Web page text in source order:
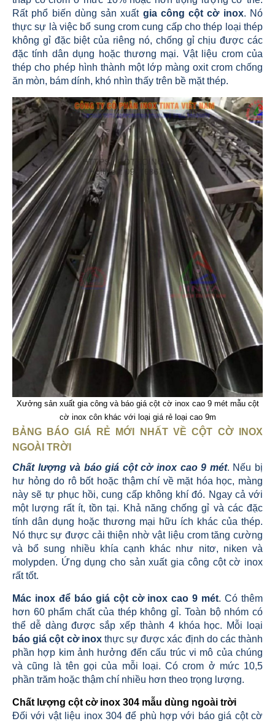
Rất phổ biến dùng sản xuất gia công cột cờ inox. Nó
thực sự là việc bổ sung crom cung cấp cho thép loại thép
không gỉ đặc biệt của riêng nó, chống gỉ chịu được các
đặc tính dân dụng hoặc thương mại. Vật liệu crom của
thép cho phép hình thành một lớp màng oxit crom chống
ăn mòn, bám dính, khó nhìn thấy trên bề mặt thép.
Xưởng sản xuất gia công và báo giá cột cờ inox cao 9 mét mẫu cột
cờ inox côn khác với loại giá rẻ loại cao 9m
BẢNG BÁO GIÁ RẺ MỚI NHẤT VỀ CỘT CỜ INOX
NGOÀI TRỜI
Chất lượng và báo giá cột cờ inox cao 9 mét. Nếu bị
hư hỏng do rô bốt hoặc thậm chí về mặt hóa học, màng
này sẽ tự phục hồi, cung cấp không khí đó. Ngay cả với
một lượng rất ít, tồn tại. Khả năng chống gỉ và các đặc
tính dân dụng hoặc thương mại hữu ích khác của thép.
Nó thực sự được cải thiện nhờ vật liệu crom tăng cường
và bổ sung nhiều khía cạnh khác như nitơ, niken và
molypden. Ứng dụng cho sản xuất gia công cột cờ inox
rất tốt.
Mác inox để báo giá cột cờ inox cao 9 mét. Có thêm
hơn 60 phẩm chất của thép không gỉ. Toàn bộ nhóm có
thể dễ dàng được sắp xếp thành 4 khóa học. Mỗi loại
báo giá cột cờ inoxthực sự được xác định do các thành
phần hợp kim ảnh hưởng đến cấu trúc vi mô của chúng
và cũng là tên gọi của mỗi loại. Có crom ở mức 10,5
phần trăm hoặc thậm chí nhiều hơn theo trọng lượng.
Chất lượng cột cờ inox 304 mẫu dùng ngoài trời
Đối với vật liệu inox 304 để phù hợp với báo giá cột cờ